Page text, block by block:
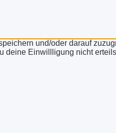
und/oder darauf
deine Einwillligung nicht